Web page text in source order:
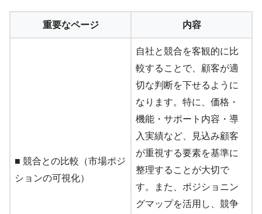
重要なページ 内容
■ 競合との比較（市場ポジ
ションの可視化）
自社と競合を客観的に比
較することで、顧客が適
切な判断を下せるように
なります。特に、価格・
機能・サポート内容・導
入実績など、見込み顧客
が重視する要素を基準に
整理することが大切で
す。また、ポジショニン
グマップを活用し、競争